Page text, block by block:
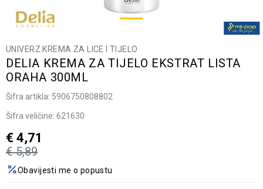
UNIVERZ.KREMA ZA LICE I TIJELO
DELIA KREMA ZA TIJELO EKSTRAT LISTA
ORAHA 300ML
Šifra artikla: 5906750808802
Šifra veličine: 621630
€ 5,89
€ 4,71
Obavijesti me o popustu